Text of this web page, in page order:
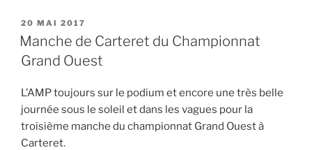
PUBLIÉ
LE
20 MAI 2017
Manche de Carteret du Championnat
Grand Ouest
L’AMP toujours sur le podium et encore une très belle
journée sous le soleil et dans les vagues pour la
troisième manche du championnat Grand Ouest à
Carteret.